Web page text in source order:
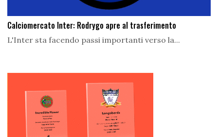
Calciomercato Inter: Rodrygo apre al trasferimento
L'Inter sta facendo passi importanti verso la...